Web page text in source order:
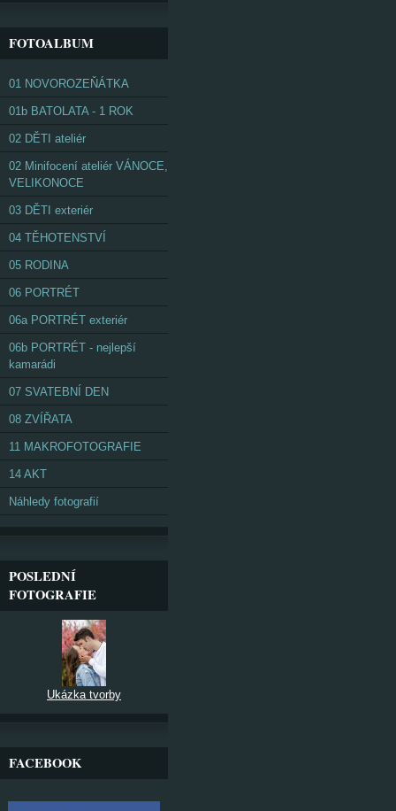
FOTOALBUM
01 NOVOROZEŇÁTKA
01b BATOLATA - 1 ROK
02 DĚTI ateliér
02 Minifocení ateliér VÁNOCE,
VELIKONOCE
03 DĚTI exteriér
04 TĚHOTENSTVÍ
05 RODINA
06 PORTRÉT
06a PORTRÉT exteriér
06b PORTRÉT - nejlepší
kamarádi
07 SVATEBNÍ DEN
08 ZVÍŘATA
11 MAKROFOTOGRAFIE
14 AKT
Náhledy fotografií
POSLEDNÍ
FOTOGRAFIE
Ukázka tvorby
FACEBOOK